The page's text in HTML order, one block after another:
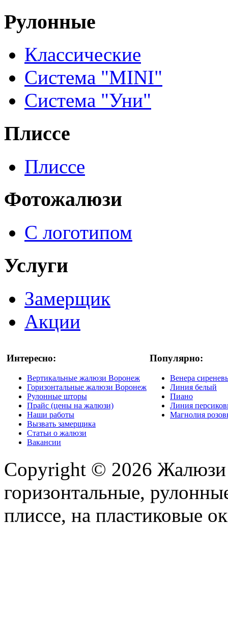
Рулонные
Классические
Система "MINI"
Система "Уни"
Плиссе
Плиссе
Фотожалюзи
С логотипом
Услуги
Замерщик
Акции
Интересно:
Вертикальные жалюзи Воронеж
Горизонтальные жалюзи Воронеж
Рулонные шторы
Прайс (цены на жалюзи)
Наши работы
Вызвать замерщика
Статьи о жалюзи
Вакансии
Популярно:
Венера
Линия белый
Пиано
Линия
Магнолия
Copyright © 2026 Жалюзи
горизонтальные,
плиссе, на пластиковые